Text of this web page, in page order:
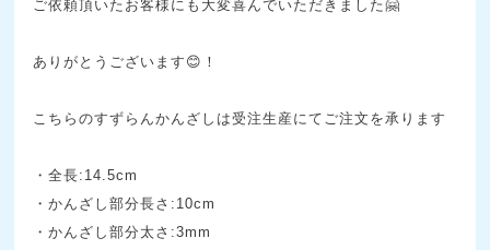
ご依頼頂いたお客様にも大変喜んでいただきました🤗
ありがとうございます😊！
こちらのすずらんかんざしは受注生産にてご注文を承ります
・全長:14.5cm
・かんざし部分長さ:10cm
・かんざし部分太さ:3mm